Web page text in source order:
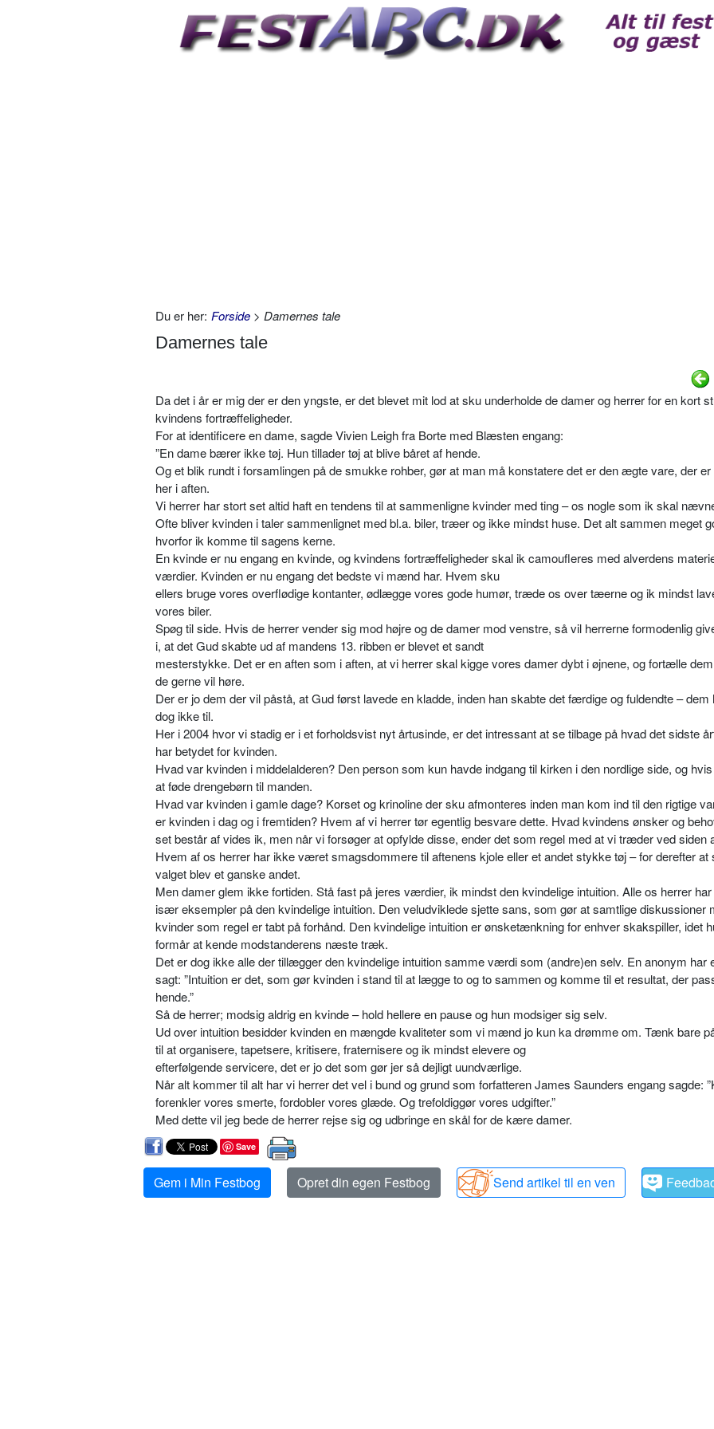
Du er her: Forside > Damernes tale
Damernes tale
Da det i år er mig der er den yngste, er det blevet mit lod at sku underholde de damer og herrer for en kort
kvindens fortræffeligheder.
For at identificere en dame, sagde Vivien Leigh fra Borte med Blæsten engang:
”En dame bærer ikke tøj. Hun tillader tøj at blive båret af hende.
Og et blik rundt i forsamlingen på de smukke rohber, gør at man må konstatere det er den ægte vare, der er
her i aften.
Vi herrer har stort set altid haft en tendens til at sammenligne kvinder med ting – os nogle som ik skal
Ofte bliver kvinden i taler sammenlignet med bl.a. biler, træer og ikke mindst huse. Det alt sammen meget
hvorfor ik komme til sagens kerne.
En kvinde er nu engang en kvinde, og kvindens fortræffeligheder skal ik camoufleres med alverdens
værdier. Kvinden er nu engang det bedste vi mænd har. Hvem sku
ellers bruge vores overflødige kontanter, ødlægge vores gode humør, træde os over tæerne og ik mindst
vores biler.
Spøg til side. Hvis de herrer vender sig mod højre og de damer mod venstre, så vil herrerne formodenlig
i, at det Gud skabte ud af mandens 13. ribben er blevet et sandt
mesterstykke. Det er en aften som i aften, at vi herrer skal kigge vores damer dybt i øjnene, og fortælle
de gerne vil høre.
Der er jo dem der vil påstå, at Gud først lavede en kladde, inden han skabte det færdige og fuldendte – dem
dog ikke til.
Her i 2004 hvor vi stadig er i et forholdsvist nyt årtusinde, er det intressant at se tilbage på hvad det sidste
har betydet for kvinden.
Hvad var kvinden i middelalderen? Den person som kun havde indgang til kirken i den nordlige side, og
at føde drengebørn til manden.
Hvad var kvinden i gamle dage? Korset og krinoline der sku afmonteres inden man kom ind til den rigtige
er kvinden i dag og i fremtiden? Hvem af vi herrer tør egentlig besvare dette. Hvad kvindens ønsker og
set består af vides ik, men når vi forsøger at opfylde disse, ender det som regel med at vi træder ved siden
Hvem af os herrer har ikke været smagsdommere til aftenens kjole eller et andet stykke tøj – for derefter at
valget blev et ganske andet.
Men damer glem ikke fortiden. Stå fast på jeres værdier, ik mindst den kvindelige intuition. Alle os herrer
især eksempler på den kvindelige intuition. Den veludviklede sjette sans, som gør at samtlige diskussioner
kvinder som regel er tabt på forhånd. Den kvindelige intuition er ønsketænkning for enhver skakspiller, idet
formår at kende modstanderens næste træk.
Det er dog ikke alle der tillægger den kvindelige intuition samme værdi som (andre)en selv. En anonym har
sagt: ”Intuition er det, som gør kvinden i stand til at lægge to og to sammen og komme til et resultat, der
hende.”
Så de herrer; modsig aldrig en kvinde – hold hellere en pause og hun modsiger sig selv.
Ud over intuition besidder kvinden en mængde kvaliteter som vi mænd jo kun ka drømme om. Tænk bare
til at organisere, tapetsere, kritisere, fraternisere og ik mindst elevere og
efterfølgende servicere, det er jo det som gør jer så dejligt uundværlige.
Når alt kommer til alt har vi herrer det vel i bund og grund som forfatteren James Saunders engang sagde:
forenkler vores smerte, fordobler vores glæde. Og trefoldiggør vores udgifter.”
Med dette vil jeg bede de herrer rejse sig og udbringe en skål for de kære damer.
Save
Gem i Min Festbog Opret din egen Festbog Send artikel til en ven